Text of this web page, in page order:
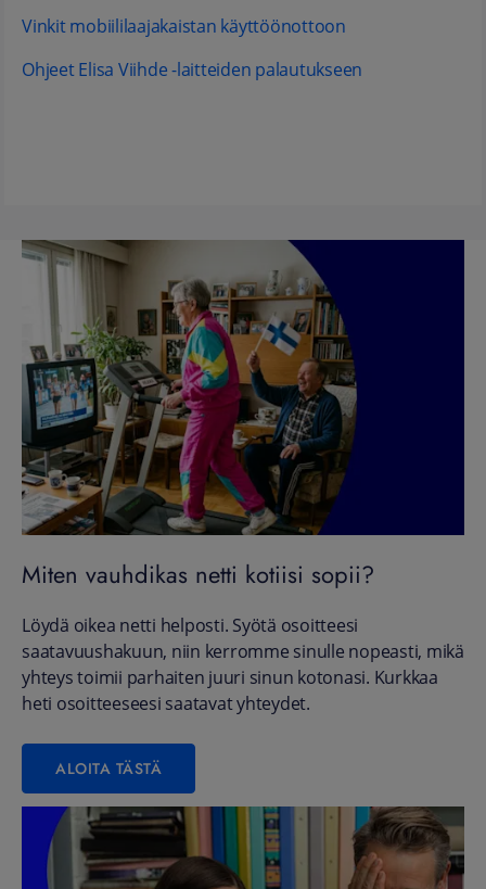
Vinkit mobiililaajakaistan käyttöönottoon
Ohjeet Elisa Viihde -laitteiden palautukseen
Miten vauhdikas netti kotiisi sopii?
Löydä oikea netti helposti. Syötä osoitteesi
saatavuushakuun, niin kerromme sinulle nopeasti, mikä
yhteys toimii parhaiten juuri sinun kotonasi. Kurkkaa
heti osoitteeseesi saatavat yhteydet.
ALOITA TÄSTÄ